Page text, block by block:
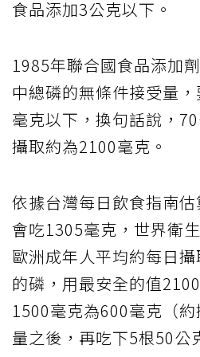
食品添加3公克以下。
1985年聯合國食品添加
中總磷的無條件接受量
毫克以下，換句話說，
攝取約為2100毫克。
依據台灣每日飲食指南
會吃1305毫克，世界衛
歐洲成年人平均約每日
的磷，用最安全的值
1500毫克為600毫克（
量之後，再吃下5根50公